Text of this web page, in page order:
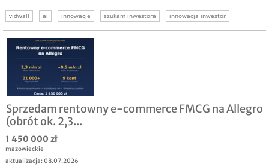
vidwall ai innowacje szukam inwestora
innowacja inwestor
media
inwestycja w innowację
Sprzedam rentowny e-commerce FMCG na Allegro
(obrót ok. 2,3...
1 450 000 zł
mazowieckie
aktualizacja: 08.07.2026